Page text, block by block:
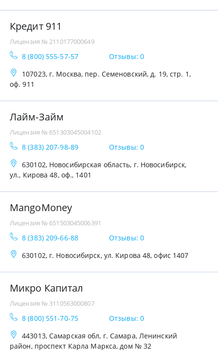
Кредит 911
Лицензия № 2110177000649
8 (800) 555-57-57
Отзывы: 0
107023, г. Москва, пер. Семеновский, д. 19, стр. 1,
оф. 911
Лайм-Займ
Лицензия № 651303045004102
8 (383) 207-98-89
Отзывы: 0
630102, Новосибирская область, г. Новосибирск,
ул., Кирова 48, оф., 1401
MangoMoney
Лицензия № 651503045006391
8 (383) 209-66-88
Отзывы: 0
630102, г. Новосибирск, ул. Кирова 48, офис 1407
Микро Капитал
Лицензия № 3110563000807
8 (800) 551-70-75
Отзывы: 0
443013, Самарская обл, г. Самара, Ленинский
район, проспект Карла Маркса, дом № 32